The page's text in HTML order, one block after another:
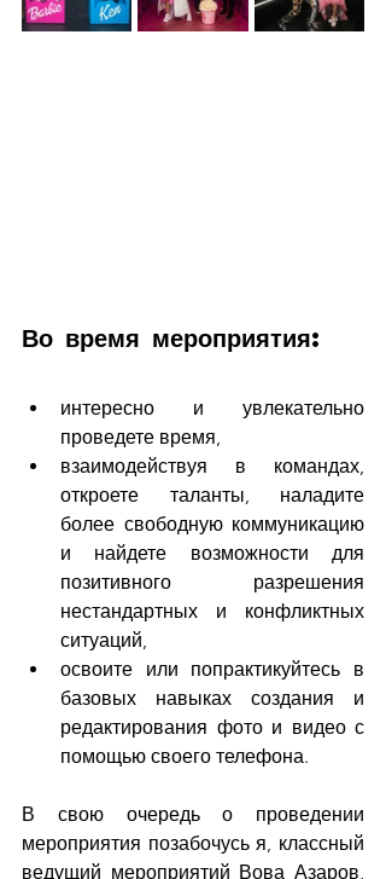
Во время мероприятия:
интересно и увлекательно
проведете время,
взаимодействуя в командах,
откроете таланты, наладите
более свободную коммуникацию
и найдете возможности для
позитивного разрешения
нестандартных и конфликтных
ситуаций,
освоите или попрактикуйтесь в
базовых навыках создания и
редактирования фото и видео с
помощью своего телефона.
В свою очередь о проведении
мероприятия позабочусь я, классный
ведущий мероприятий Вова Азаров,